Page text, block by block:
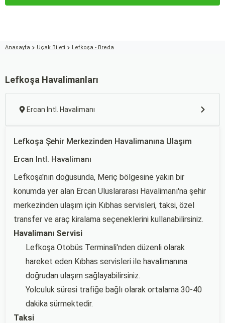
Anasayfa Uçak Bileti Lefkoşa - Breda
Lefkoşa Havalimanları
Ercan Intl. Havalimanı
Lefkoşa Şehir Merkezinden Havalimanına Ulaşım
Ercan Intl. Havalimanı
Lefkoşa'nın doğusunda, Meriç bölgesine yakın bir
konumda yer alan Ercan Uluslararası Havalimanı'na şehir
merkezinden ulaşım için Kıbhas servisleri, taksi, özel
transfer ve araç kiralama seçeneklerini kullanabilirsiniz.
Havalimanı Servisi
Lefkoşa Otobüs Terminali'nden düzenli olarak
hareket eden Kıbhas servisleri ile havalimanına
doğrudan ulaşım sağlayabilirsiniz.
Yolculuk süresi trafiğe bağlı olarak ortalama 30-40
dakika sürmektedir.
Taksi